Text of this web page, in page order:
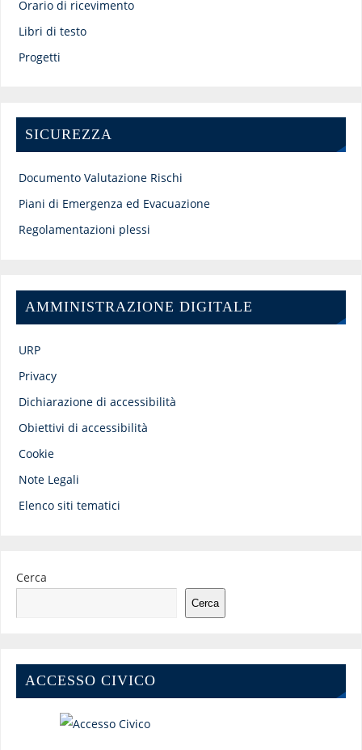
Orario di ricevimento
Libri di testo
Progetti
SICUREZZA
Documento Valutazione Rischi
Piani di Emergenza ed Evacuazione
Regolamentazioni plessi
AMMINISTRAZIONE DIGITALE
URP
Privacy
Dichiarazione di accessibilità
Obiettivi di accessibilità
Cookie
Note Legali
Elenco siti tematici
Cerca
Cerca
ACCESSO CIVICO